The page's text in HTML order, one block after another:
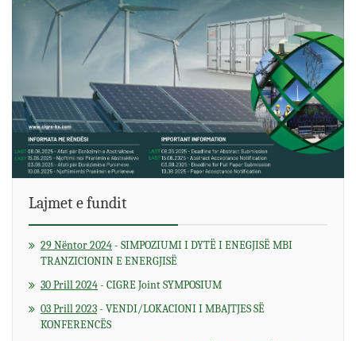
Lajmet e fundit
29 Nëntor 2024- SIMPOZIUMI I DYTË I ENEGJISË MBI
TRANZICIONIN E ENERGJISË
30 Prill 2024- CIGRE Joint SYMPOSIUM
03 Prill 2023- VENDI/LOKACIONI I MBAJTJES SË
KONFERENCËS